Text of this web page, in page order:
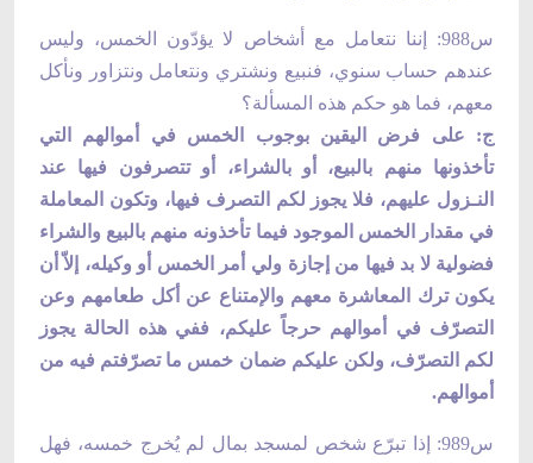
س988: إننا نتعامل مع أشخاص لا يؤدّون الخمس، وليس
عندهم حساب سنوي، فنبيع ونشتري ونتعامل ونتزاور ونأكل
معهم، فما هو حكم هذه المسألة؟
ج: على فرض اليقين بوجوب الخمس في أموالهم التي
تأخذونها منهم بالبيع، أو بالشراء، أو تتصرفون فيها عند
النـزول عليهم، فلا يجوز لكم التصرف فيها، وتكون المعاملة
في مقدار الخمس الموجود فيما تأخذونه منهم بالبيع والشراء
فضولية لا بد فيها من إجازة ولي أمر الخمس أو وكيله، إلاّ أن
يكون ترك المعاشرة معهم والإمتناع عن أكل طعامهم وعن
التصرّف في أموالهم حرجاً عليكم، ففي هذه الحالة يجوز
لكم التصرّف، ولكن عليكم ضمان خمس ما تصرّفتم فيه من
أموالهم.
س989: إذا تبرّع شخص لمسجد بمال لم يُخرج خمسه، فهل